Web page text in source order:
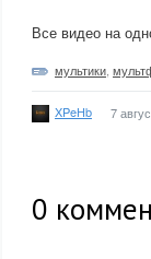
Все видео на
мультики
XPeHb 7
0